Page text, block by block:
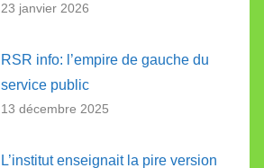
23 janvier 2026
RSR info: l’empire de gauche du
service public
13 décembre 2025
L’institut enseignait la pire version